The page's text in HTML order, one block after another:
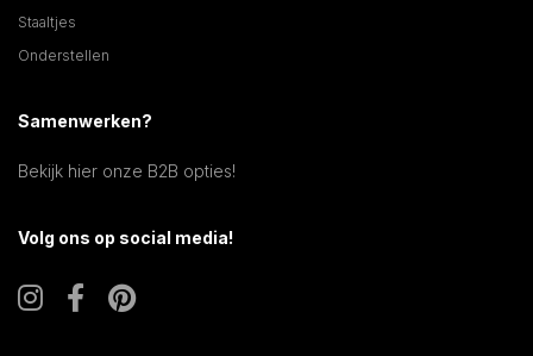
Staaltjes
Onderstellen
Samenwerken?
Bekijk hier onze B2B opties!
Volg ons op social media!